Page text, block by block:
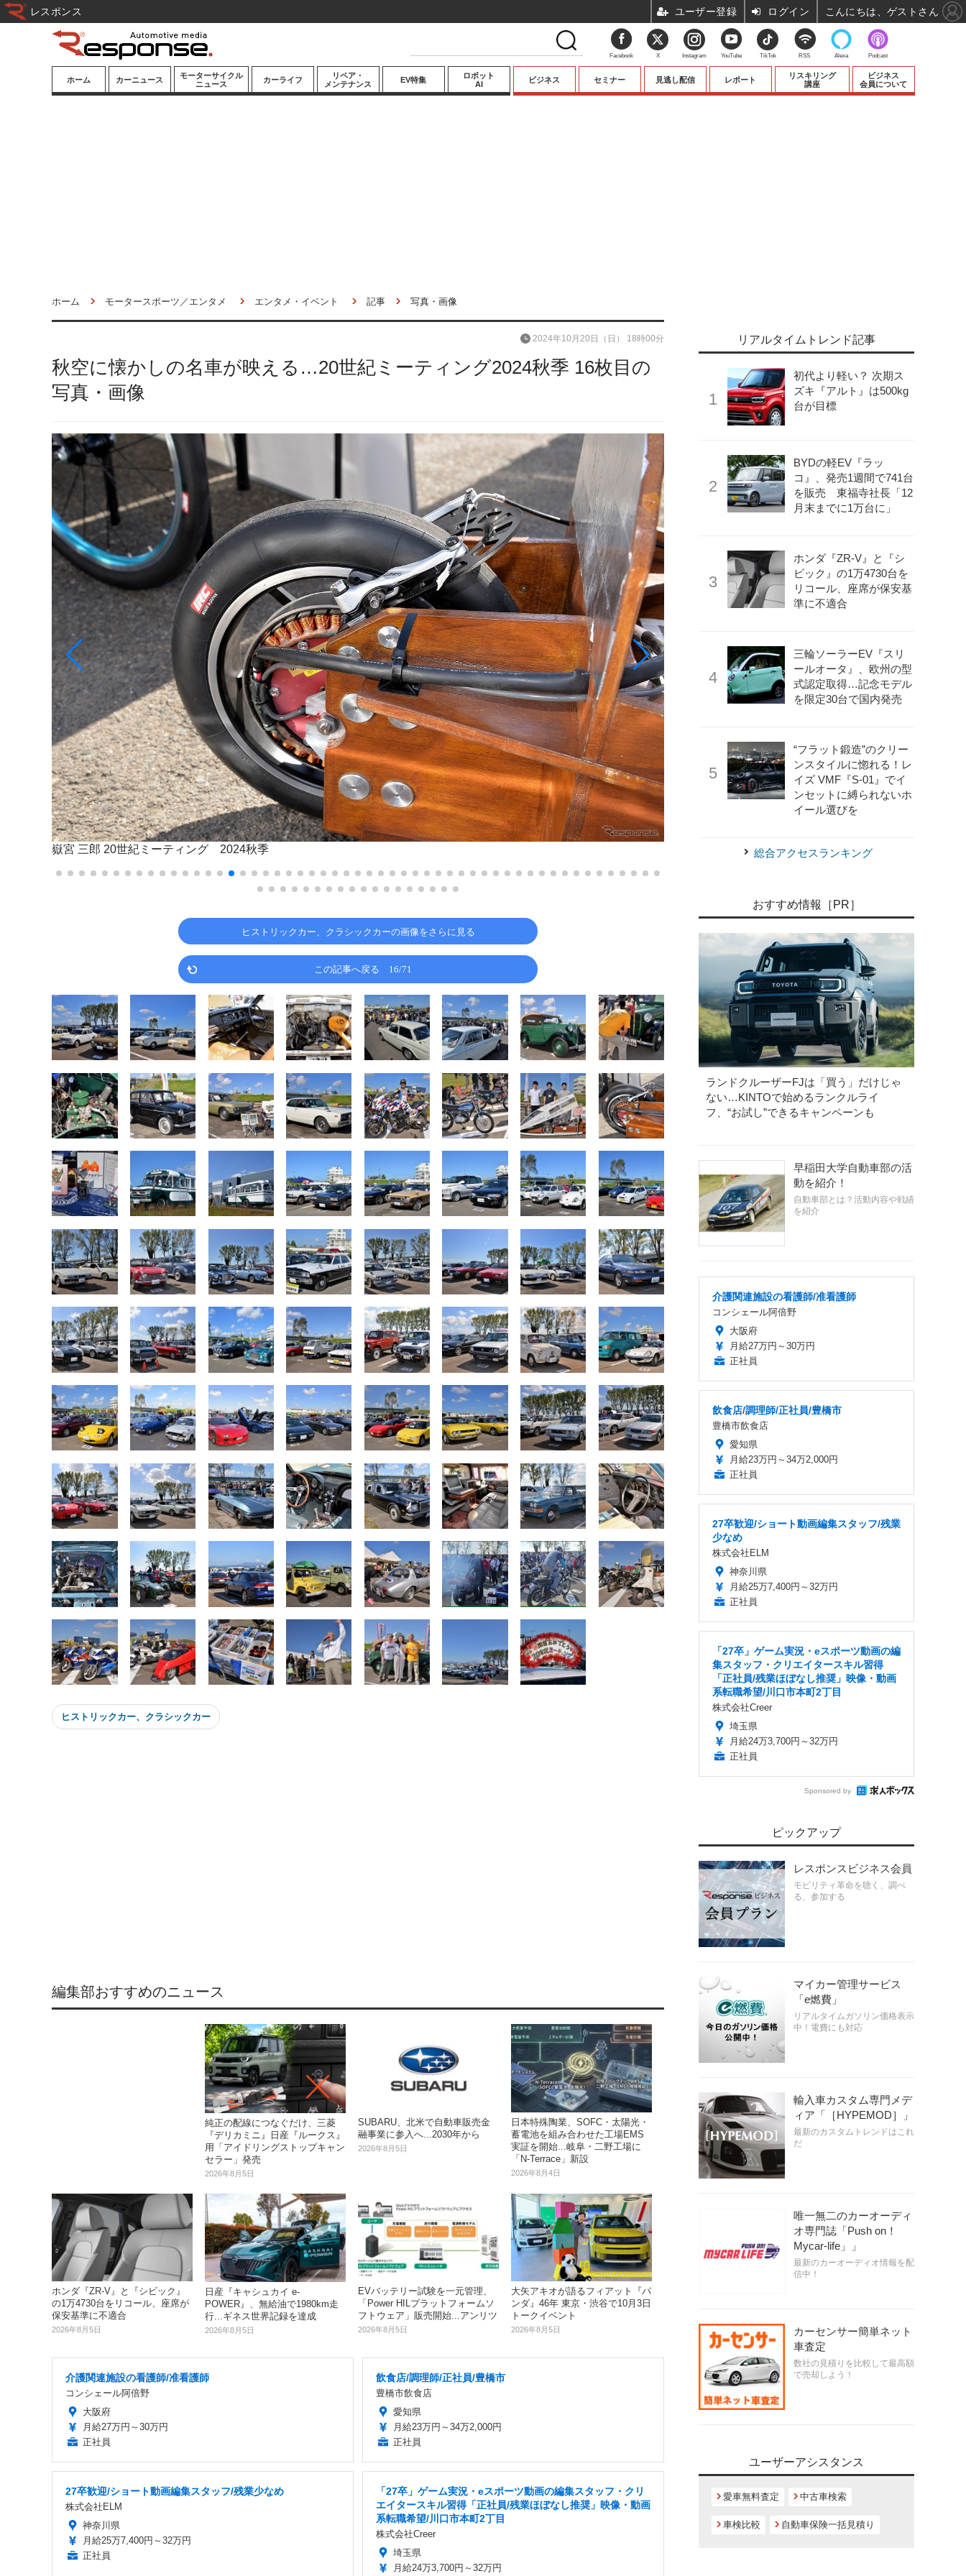
ホーム カーニュース
モーターサイクル
ニュース
カーライフ
リペア・
メンテナンス
EV特集
ロボット
AI
ビジネス セミナー 見逃し配信 レポート
リスキリング
講座
ビジネス
会員について
ホーム モータースポーツ／エンタメ エンタメ・イベント 記事 写真・画像
秋空に懐かしの名車が映える…20世紀ミーティング2024秋季 16枚目の
写真・画像
2024年10月20日（日） 18時00分
嶽宮 三郎 20世紀ミーティング 2024秋季 20世紀ミーティング 2024秋季
ヒストリックカー、クラシックカーの画像をさらに見る
この記事へ戻る 16/71
ヒストリックカー、クラシックカー
編集部おすすめのニュース
純正の配線につなぐだけ、三菱
『デリカミニ』日産『ルークス』
用「アイドリングストップキャン
セラー」発売
2026年8月5日
SUBARU、北米で自動車販売金
融事業に参入へ...2030年から
2026年8月5日
日本特殊陶業、SOFC・太陽光・
蓄電池を組み合わせた工場EMS
実証を開始...岐阜・二野工場に
「N-Terrace」新設
2026年8月4日
ホンダ『ZR-V』と『シビック』
の1万4730台をリコール、座席が
保安基準に不適合
2026年8月5日
日産『キャシュカイ e-
POWER』、無給油で1980km走
行...ギネス世界記録を達成
2026年8月5日
EVバッテリー試験を一元管理、
「Power HILプラットフォームソ
フトウェア」販売開始...アンリツ
2026年8月5日
大矢アキオが語るフィアット『パ
ンダ』46年 東京・渋谷で10月3日
トークイベント
2026年8月5日
介護関連施設の看護師/准看護師
コンシェール阿倍野
大阪府
月給27万円～30万円
正社員
飲食店/調理師/正社員/豊橋市
豊橋市飲食店
愛知県
月給23万円～34万2,000円
正社員
27卒歓迎/ショート動画編集スタッフ/残業少なめ
株式会社ELM
神奈川県
月給25万7,400円～32万円
正社員
「27卒」ゲーム実況・eスポーツ動画の編集スタッフ・クリ
エイタースキル習得「正社員/残業ほぼなし推奨」映像・動画
系転職希望/川口市本町2丁目
株式会社Creer
埼玉県
月給24万3,700円～32万円
リアルタイムトレンド記事
初代より軽い？ 次期ス
ズキ『アルト』は500kg
台が目標
BYDの軽EV『ラッ
コ』、発売1週間で741台
を販売 東福寺社長「12
月末までに1万台に」
ホンダ『ZR-V』と『シ
ビック』の1万4730台を
リコール、座席が保安基
準に不適合
三輪ソーラーEV『スリ
ールオータ』、欧州の型
式認定取得…記念モデル
を限定30台で国内発売
“フラット鍛造”のクリー
ンスタイルに惚れる！レ
イズ VMF『S-01』でイ
ンセットに縛られないホ
イール選びを
総合アクセスランキング
おすすめ情報［PR］
ランドクルーザーFJは「買う」だけじゃ
ない…KINTOで始めるランクルライ
フ、“お試し”できるキャンペーンも
早稲田大学自動車部の活
動を紹介！
自動車部とは？活動内容や戦績
を紹介
介護関連施設の看護師/准看護師
コンシェール阿倍野
大阪府
月給27万円～30万円
正社員
飲食店/調理師/正社員/豊橋市
豊橋市飲食店
愛知県
月給23万円～34万2,000円
正社員
27卒歓迎/ショート動画編集スタッフ/残業
少なめ
株式会社ELM
神奈川県
月給25万7,400円～32万円
正社員
「27卒」ゲーム実況・eスポーツ動画の編
集スタッフ・クリエイタースキル習得
「正社員/残業ほぼなし推奨」映像・動画
系転職希望/川口市本町2丁目
株式会社Creer
埼玉県
月給24万3,700円～32万円
正社員
Sponsored by
ピックアップ
レスポンスビジネス会員
モビリティ革命を聴く、調べ
る、参加する
マイカー管理サービス
「e燃費」
リアルタイムガソリン価格表示
中！電費にも対応
輸入車カスタム専門メデ
ィア「［HYPEMOD］」
最新のカスタムトレンドはこれ
だ
唯一無二のカーオーディ
オ専門誌「Push on！
Mycar-life」」
最新のカーオーディオ情報を配
信中！
カーセンサー簡単ネット
車査定
数社の見積りを比較して最高額
で売却しよう！
ユーザーアシスタンス
愛車無料査定 中古車検索
車検比較 自動車保険一括見積り
Facebook X Instagram YouTube TikTok RSS Alexa Podcast
レスポンス ユーザー登録 ログイン こんにちは、ゲストさん